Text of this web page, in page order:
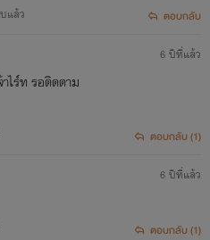
ภาพ การก่อสร้าง การจำหน่าย
น
การนำสำเนาจำลองของงานไม่
ที่ทำขึ้นโดยความยินยอมของผู้
สำเนาจำลองนั้นมีปรากฏต่อ
ควรตามสภาพของงานนั้น แต่
รแสดงหรือการทำให้ปรากฏซึ่ง
แล้ว ตอบกลับ
ร์ท​ รอติดตาม
6 ปีที่แล้ว
ตอบกลับ (1)
6 ปีที่แล้ว
ตอบกลับ (1)